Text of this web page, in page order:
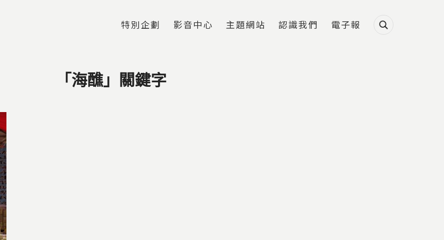
特別企劃 影音中心 主題網站 認識我們 電子報
「海醮」關鍵字